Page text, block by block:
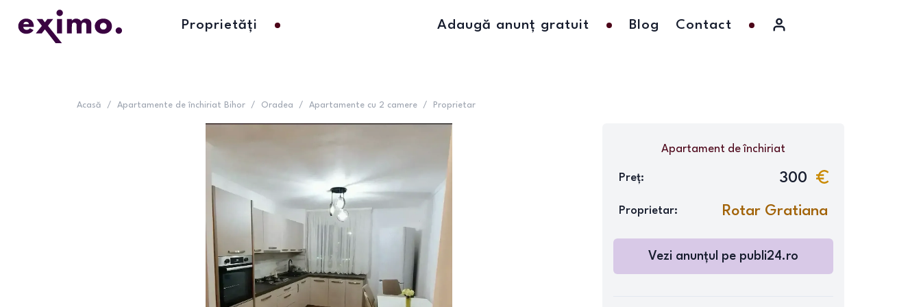
Proprietăți Adaugă anunț gratuit Blog Contact
Acasă / Apartamente de închiriat Bihor / Oradea / Apartamente cu 2 camere / Proprietar
Apartamentde închiriat
Preț: 300
Proprietar: Rotar Gratiana
Vezi anunțul pe publi24.ro